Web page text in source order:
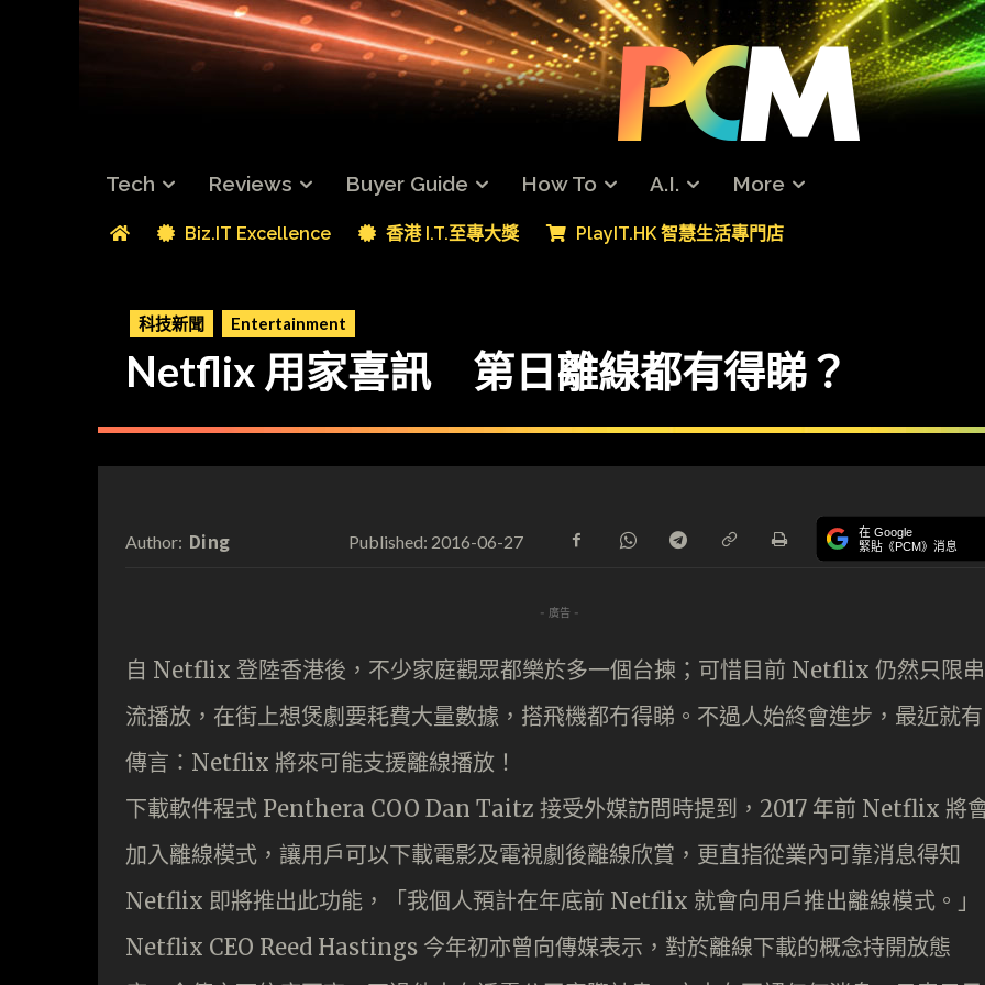
Tech Reviews Buyer Guide How To A.I. More
Biz.IT Excellence 香港 I.T.至專大獎 PlayIT.HK 智慧生活專門店
科技新聞 Entertainment
Netflix 用家喜訊 第日離線都有得睇？
Author: Ding Published: 2016-06-27 在 Google
緊貼《PCM》消息
- 廣告 -
自 Netflix 登陸香港後，不少家庭觀眾都樂於多一個台揀；可惜目前 Netflix 仍然只限串
流播放，在街上想煲劇要耗費大量數據，搭飛機都冇得睇。不過人始終會進步，最近就有
傳言：Netflix 將來可能支援離線播放！
下載軟件程式 Penthera COO Dan Taitz 接受外媒訪問時提到，2017 年前 Netflix 將
加入離線模式，讓用戶可以下載電影及電視劇後離線欣賞，更直指從業內可靠消息得知
Netflix 即將推出此功能，「我個人預計在年底前 Netflix 就會向用戶推出離線模式。」
Netflix CEO Reed Hastings 今年初亦曾向傳媒表示，對於離線下載的概念持開放態